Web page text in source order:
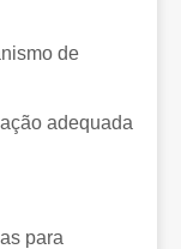
de
adequada
para